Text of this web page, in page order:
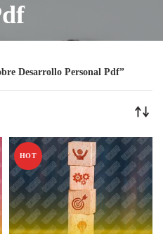
Desarrollo Personal Pdf”
HOT